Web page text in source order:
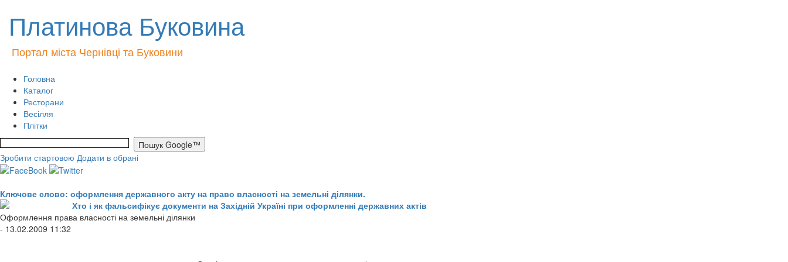
Платинова Буковина
Портал міста Чернівці та Буковини
Головна
Каталог
Ресторани
Весілля
Плітки
Зробити стартовою Додати в обрані
Ключове слово: оформлення державного акту на право власності на земельні ділянки.
Хто і як фальсифікує документи на Західній Україні при оформленні державних актів
Оформлення права власності на земельні ділянки
- 13.02.2009 11:32